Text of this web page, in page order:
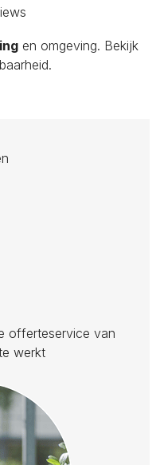
en omgeving. Bekijk
offerteservice van
werkt